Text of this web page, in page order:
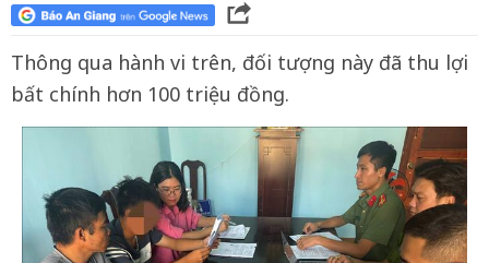
Thông qua hành vi trên, đối tượng này đã thu lợi
bất chính hơn 100 triệu đồng.